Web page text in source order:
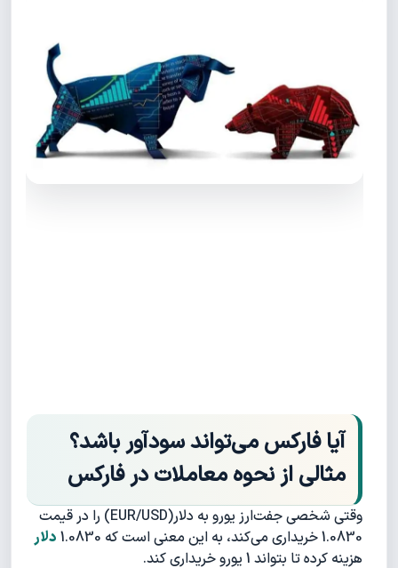
آیا فارکس می‌تواند سودآور باشد؟
مثالی از نحوه معاملات در فارکس
وقتی شخصی جفت‌ارز یورو به دلار(EUR/USD) را در قیمت
1.0830 خریداری می‌کند، به این معنی است که 1.0830
دلار
هزینه کرده تا بتواند 1 یورو خریداری کند.